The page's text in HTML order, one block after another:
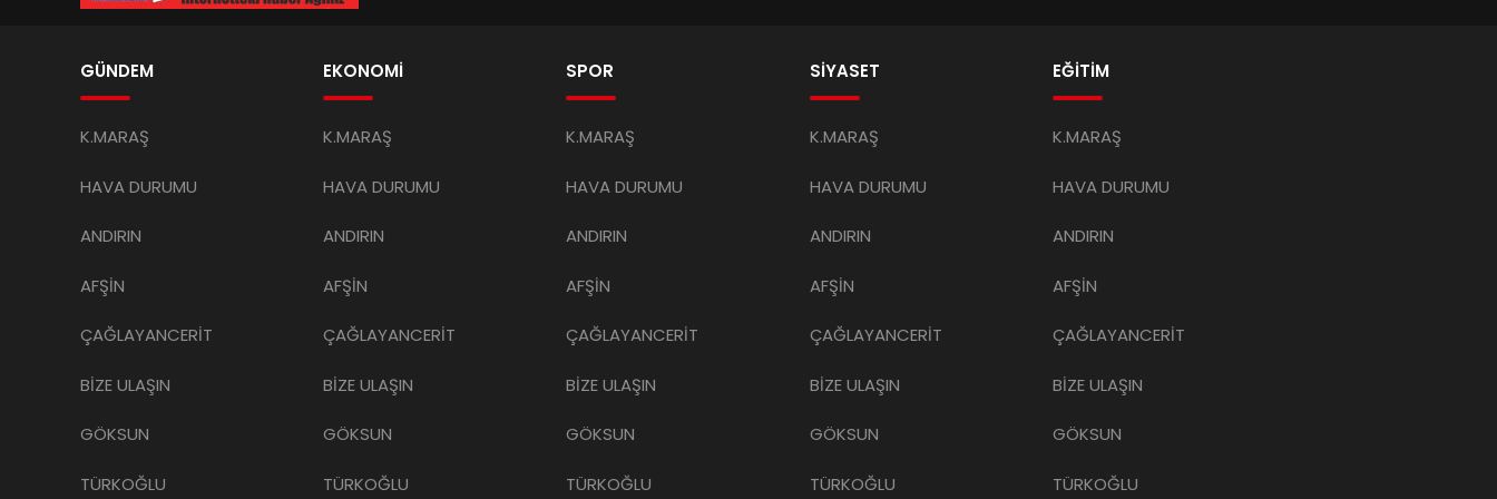
GÜNDEM
K.MARAŞ
HAVA DURUMU
ANDIRIN
AFŞİN
ÇAĞLAYANCERİT
BİZE ULAŞIN
GÖKSUN
TÜRKOĞLU
EKONOMİ
K.MARAŞ
HAVA DURUMU
ANDIRIN
AFŞİN
ÇAĞLAYANCERİT
BİZE ULAŞIN
GÖKSUN
TÜRKOĞLU
SPOR
K.MARAŞ
HAVA DURUMU
ANDIRIN
AFŞİN
ÇAĞLAYANCERİT
BİZE ULAŞIN
GÖKSUN
TÜRKOĞLU
SİYASET
K.MARAŞ
HAVA DURUMU
ANDIRIN
AFŞİN
ÇAĞLAYANCERİT
BİZE ULAŞIN
GÖKSUN
TÜRKOĞLU
EĞİTİM
K.MARAŞ
HAVA DURUMU
ANDIRIN
AFŞİN
ÇAĞLAYANCERİT
BİZE ULAŞIN
GÖKSUN
TÜRKOĞLU